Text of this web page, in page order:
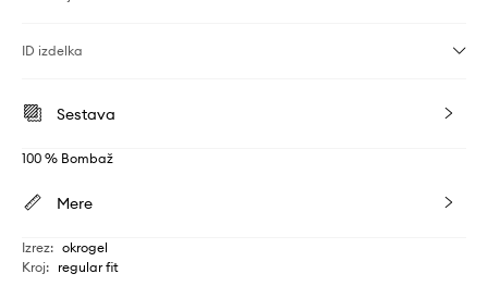
ID izdelka
Sestava
100 % Bombaž
Mere
Izrez: okrogel
Kroj: regular fit